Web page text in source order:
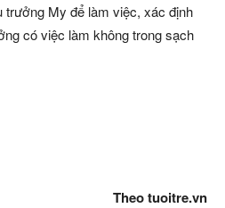
trưởng My để làm việc, xác định
có việc làm không trong sạch
Theo tuoitre.vn